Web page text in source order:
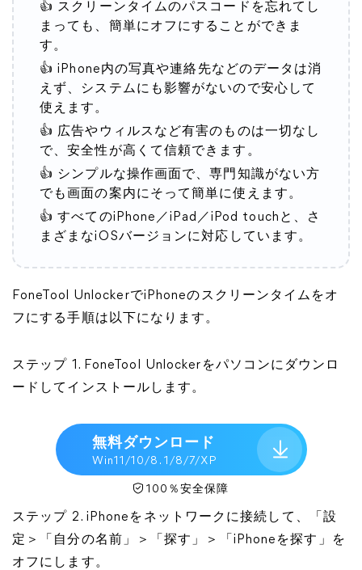
👍 スクリーンタイムのパスコードを忘れてし
まっても、簡単にオフにすることができま
す。
👍 iPhone内の写真や連絡先などのデータは消
えず、システムにも影響がないので安心して
使えます。
👍 広告やウィルスなど有害のものは一切なし
で、安全性が高くて信頼できます。
👍 シンプルな操作画面で、専門知識がない方
でも画面の案内にそって簡単に使えます。
👍 すべてのiPhone／iPad／iPod touchと、さ
まざまなiOSバージョンに対応しています。
FoneTool UnlockerでiPhoneのスクリーンタイムをオ
フにする手順は以下になります。
ステップ 1. FoneTool Unlockerをパソコンにダウンロ
ードしてインストールします。
無料ダウンロード
Win11/10/8. 1/8/7/XP
100％安全保障
ステップ 2. iPhoneをネットワークに接続して、「設
定＞「自分の名前」＞「探す」＞「iPhoneを探す」を
オフにします。